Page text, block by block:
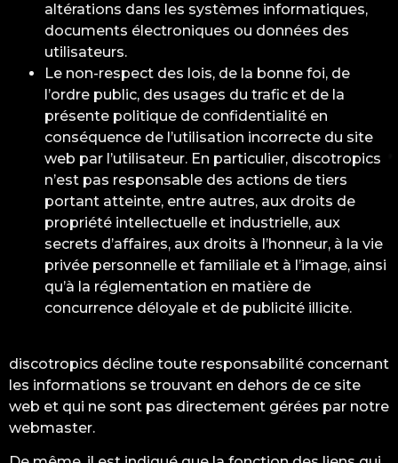
altérations dans les systèmes informatiques,
documents électroniques ou données des
utilisateurs.
Le non-respect des lois, de la bonne foi, de
l’ordre public, des usages du trafic et de la
présente politique de confidentialité en
conséquence de l’utilisation incorrecte du site
web par l’utilisateur. En particulier, discotropics
n’est pas responsable des actions de tiers
portant atteinte, entre autres, aux droits de
propriété intellectuelle et industrielle, aux
secrets d’affaires, aux droits à l’honneur, à la vie
privée personnelle et familiale et à l’image, ainsi
qu’à la réglementation en matière de
concurrence déloyale et de publicité illicite.
discotropics décline toute responsabilité concernant
les informations se trouvant en dehors de ce site
web et qui ne sont pas directement gérées par notre
webmaster.